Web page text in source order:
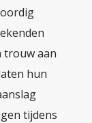
trouw aan
hun
tijdens